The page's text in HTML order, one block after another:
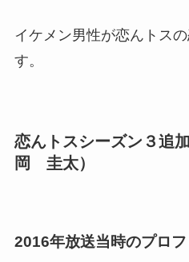
イケメン男性が恋んトス
す。
恋んトスシーズン３追
岡 圭太）
2016年放送当時のプロ